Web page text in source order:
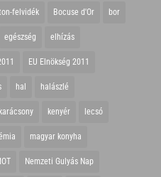
felvidék Bocuse d'Or bor
egészség elhízás
EU Elnökség 2011
hal halászlé
karácsony kenyér lecsó
magyar konyha
Nemzeti Gulyás Nap